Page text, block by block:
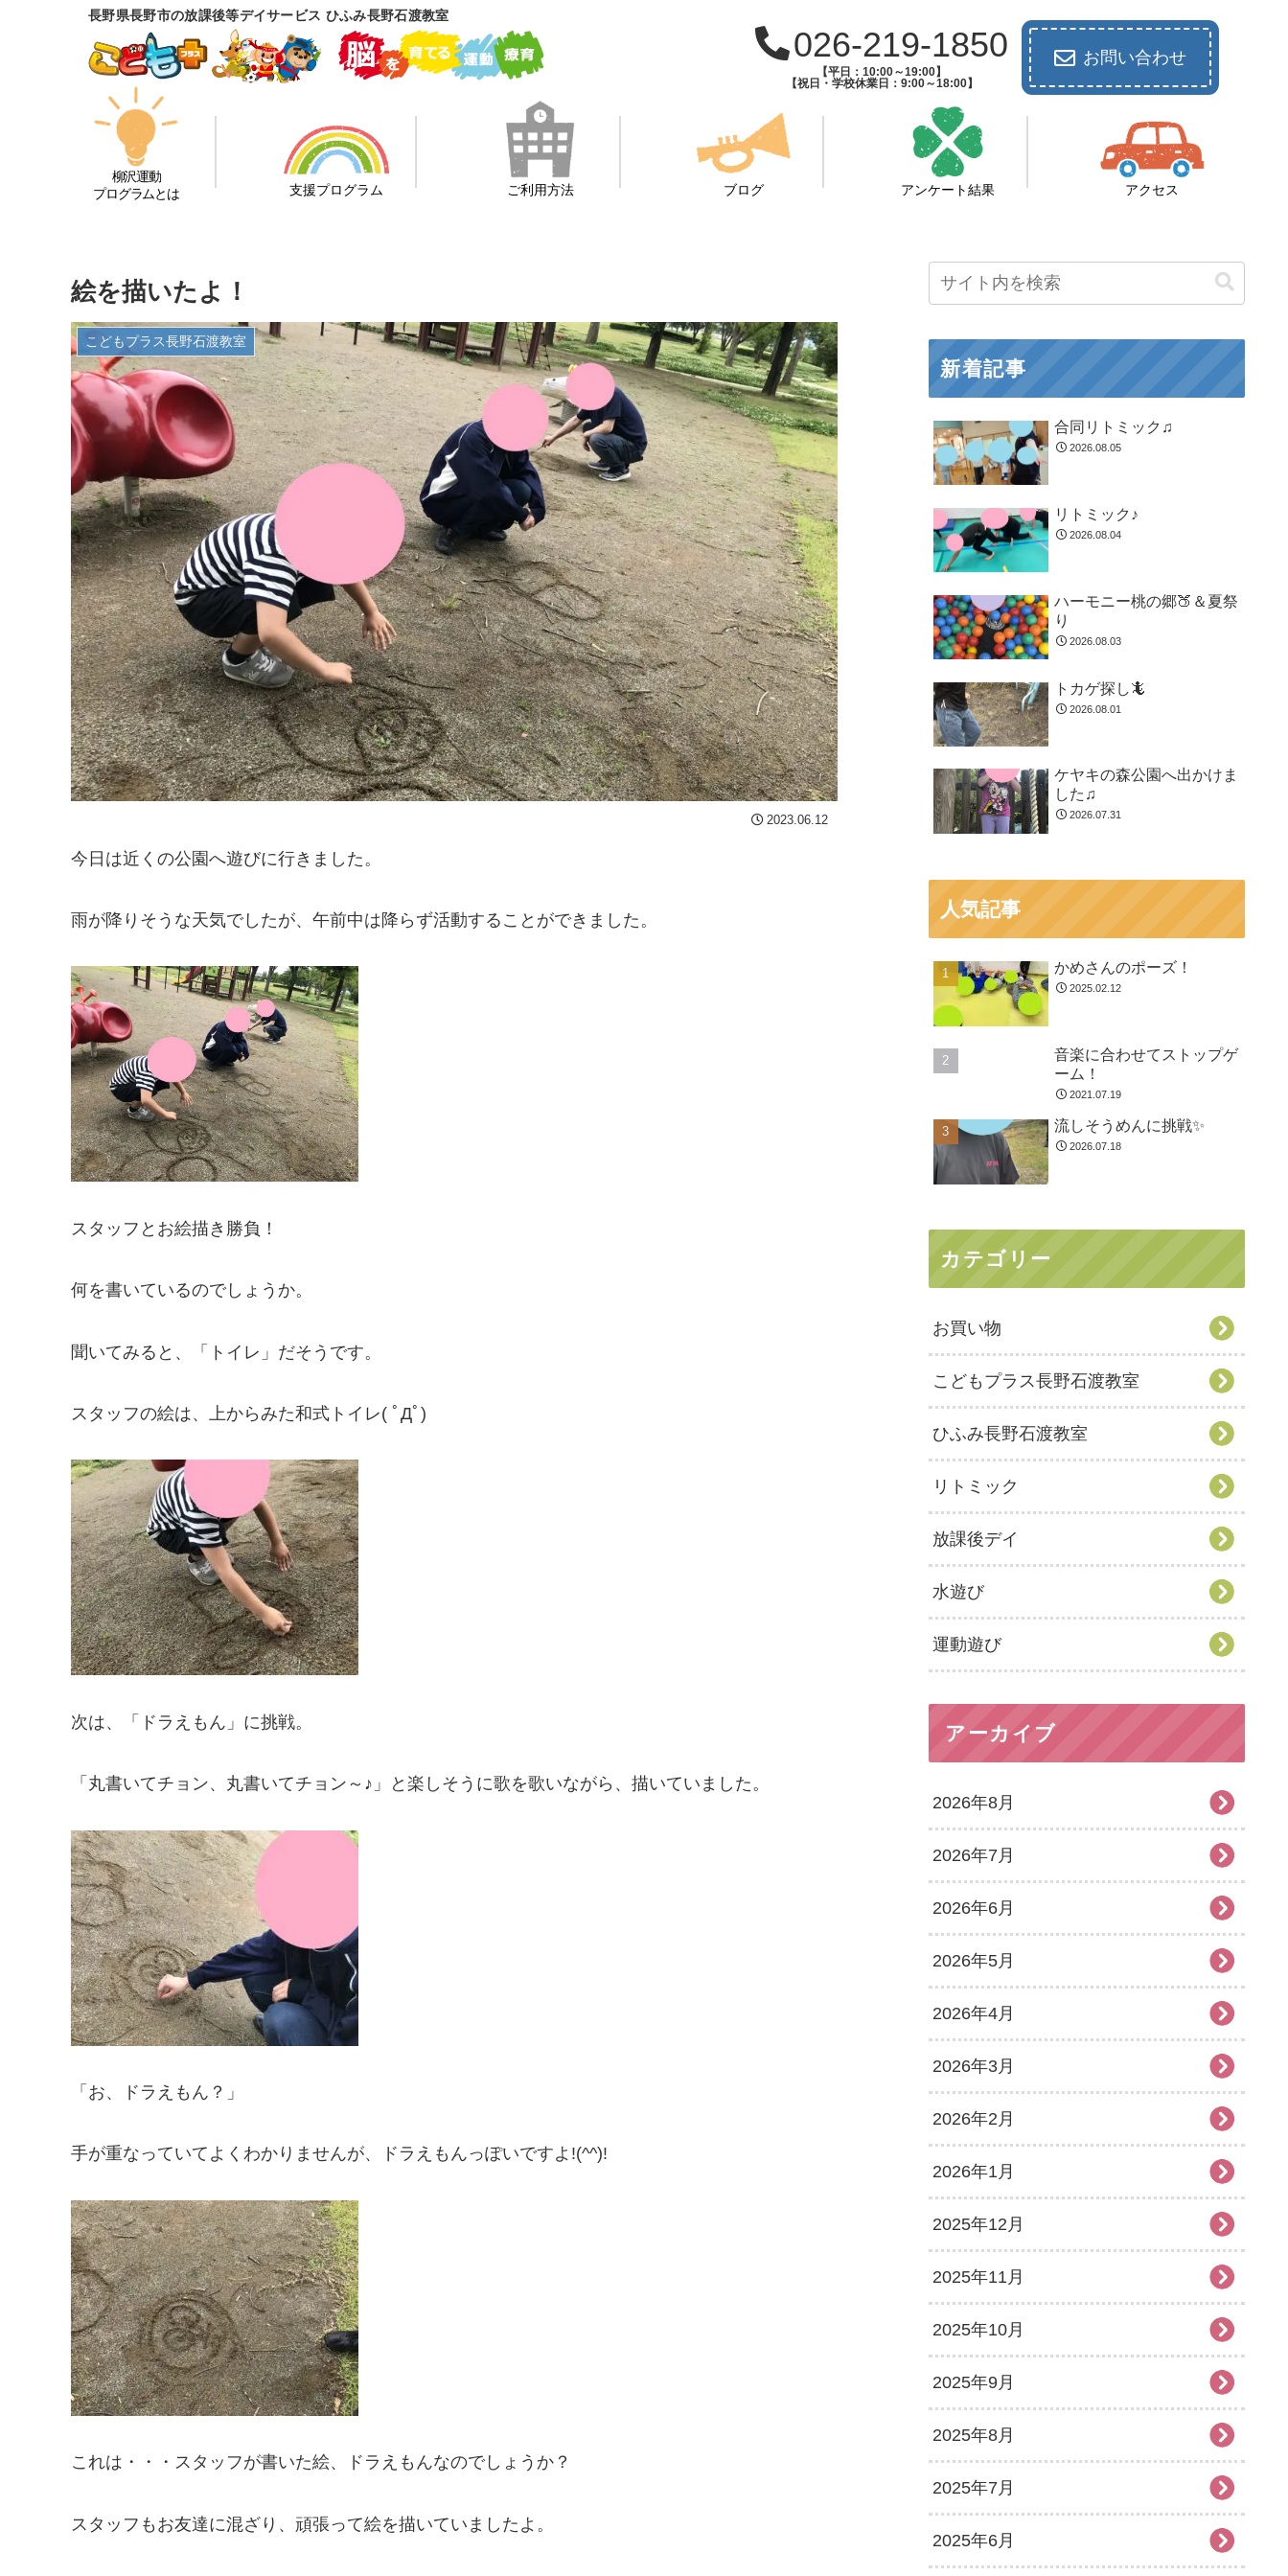
長野県長野市の放課後等デイサービス ひふみ長野石渡教室
026-219-1850
【平日：10:00～19:00】
【祝日・学校休業日：9:00～18:00】
お問い合わせ
柳沢運動
プログラムとは
支援プログラム ご利用方法 ブログ アンケート結果 アクセス
絵を描いたよ！
こどもプラス長野石渡教室
2023.06.12
今日は近くの公園へ遊びに行きました。
雨が降りそうな天気でしたが、午前中は降らず活動することができました。
スタッフとお絵描き勝負！
何を書いているのでしょうか。
聞いてみると、「トイレ」だそうです。
スタッフの絵は、上からみた和式トイレ( ﾟДﾟ)
次は、「ドラえもん」に挑戦。
「丸書いてチョン、丸書いてチョン～♪」と楽しそうに歌を歌いながら、描いていました。
「お、ドラえもん？」
手が重なっていてよくわかりませんが、ドラえもんっぽいですよ!(^^)!
これは・・・スタッフが書いた絵、ドラえもんなのでしょうか？
スタッフもお友達に混ざり、頑張って絵を描いていましたよ。
新着記事
合同リトミック♫
2026.08.05
リトミック♪
2026.08.04
ハーモニー桃の郷🍑＆夏祭
り
2026.08.03
トカゲ探し🦎
2026.08.01
ケヤキの森公園へ出かけま
した♫
2026.07.31
人気記事
かめさんのポーズ！
2025.02.12
音楽に合わせてストップゲ
ーム！
2021.07.19
流しそうめんに挑戦✨
2026.07.18
カテゴリー
お買い物
こどもプラス長野石渡教室
ひふみ長野石渡教室
リトミック
放課後デイ
水遊び
運動遊び
アーカイブ
2026年8月
2026年7月
2026年6月
2026年5月
2026年4月
2026年3月
2026年2月
2026年1月
2025年12月
2025年11月
2025年10月
2025年9月
2025年8月
2025年7月
2025年6月